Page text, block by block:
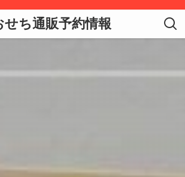
せち通販予約情報